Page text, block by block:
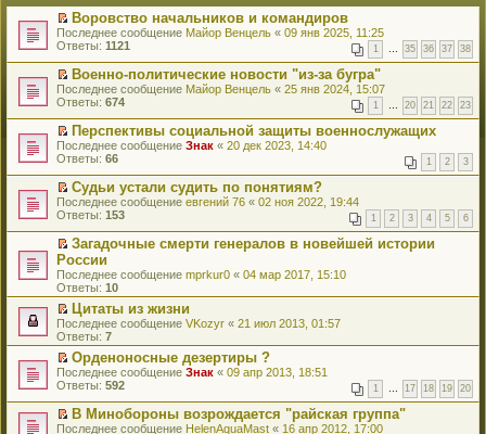
о
м
у
н
е
п
р
о
и
т
а
н
н
о
м
у
с
о
о
б
щ
е
н
и
ю
к
п
е
р
в
о
м
у
е
п
р
о
ч
и
т
а
н
н
о
м
у
с
о
о
б
щ
е
н
и
П
е
е
й
т
и
к
п
е
р
в
о
м
у
е
п
р
о
ч
и
т
а
н
н
о
м
у
с
о
Воровство начальников и командиров
Последнее сообщение Майор Венцель « 09 янв 2025, 11:25
Ответы: 1121 1 … 35 36 37 38
П
е
е
й
т
и
к
п
е
р
в
о
м
у
н
е
п
р
о
ч
и
т
а
н
о
Военно-политические новости "из-за бугра"
Последнее сообщение Майор Венцель « 25 янв 2024, 15:07
Ответы: 674 1 … 20 21 22 23
П
е
е
й
т
и
к
п
е
р
в
о
м
у
н
е
п
р
о
ч
и
т
Перспективы социальной защиты военнослужащих
Последнее сообщение Знак « 20 дек 2023, 14:40
Ответы: 66 1 2 3
П
е
е
й
т
и
к
п
е
р
в
о
м
у
н
е
п
Судьи устали судить по понятиям?
Последнее сообщение евгений 76 « 02 ноя 2022, 19:44
Ответы: 153 1 2 3 4 5 6
П
е
р
е
й
т
и
к
п
е
р
о
м
Загадочные смерти генералов в новейшей истории
России
Последнее сообщение mprkur0 « 04 мар 2017, 15:10
Ответы: 10
П
е
р
е
й
т
к
п
Цитаты из жизни
Последнее сообщение VKozyr « 21 июл 2013, 01:57
Ответы: 7
П
е
е
й
Орденоносные дезертиры ?
Последнее сообщение Знак « 09 апр 2013, 18:51
Ответы: 592 1 … 17 18 19 20
П
В Минобороны возрождается "райская группа"
Последнее сообщение HelenAquaMast « 16 апр 2012, 17:00